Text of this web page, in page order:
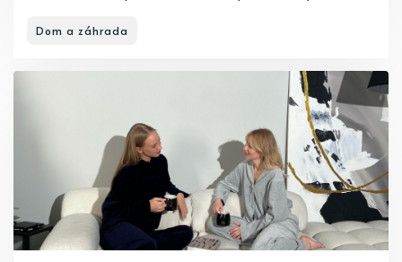
Dom a záhrada